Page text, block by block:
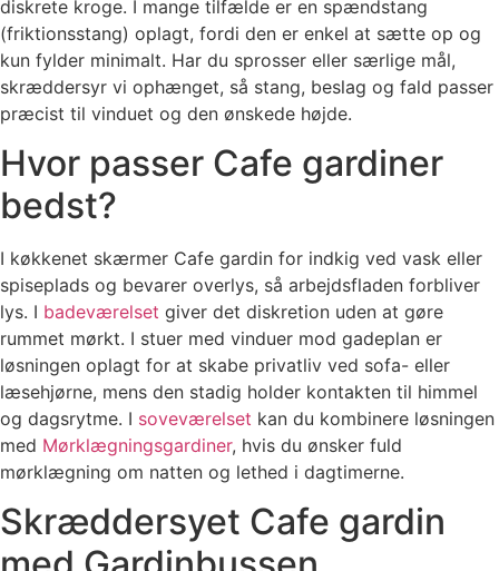
diskrete kroge. I mange tilfælde er en spændstang
(friktionsstang) oplagt, fordi den er enkel at sætte op og
kun fylder minimalt. Har du sprosser eller særlige mål,
skræddersyr vi ophænget, så stang, beslag og fald passer
præcist til vinduet og den ønskede højde.
Hvor passer Cafe gardiner
bedst?
I køkkenet skærmer Cafe gardin for indkig ved vask eller
spiseplads og bevarer overlys, så arbejdsfladen forbliver
lys. I badeværelset giver det diskretion uden at gøre
rummet mørkt. I stuer med vinduer mod gadeplan er
løsningen oplagt for at skabe privatliv ved sofa- eller
læsehjørne, mens den stadig holder kontakten til himmel
og dagsrytme. I soveværelset kan du kombinere løsningen
med Mørklægningsgardiner, hvis du ønsker fuld
mørklægning om natten og lethed i dagtimerne.
Skræddersyet Cafe gardin